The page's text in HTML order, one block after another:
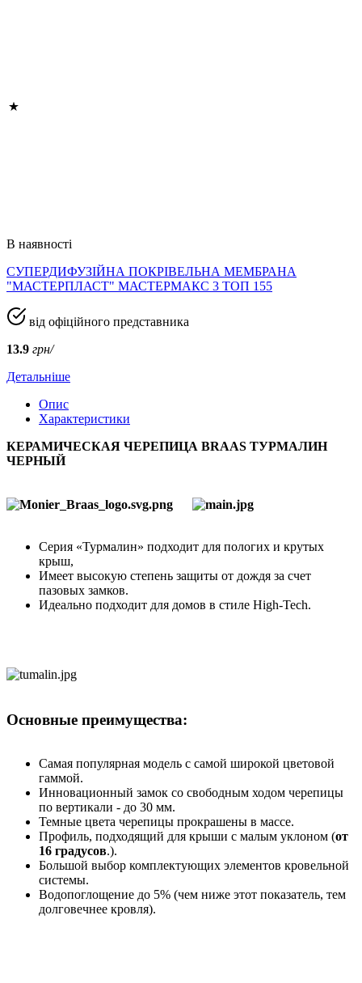
В наявності
СУПЕРДИФУЗІЙНА ПОКРІВЕЛЬНА МЕМБРАНА
"МАСТЕРПЛАСТ" МАСТЕРМАКС 3 ТОП 155
від офіційного представника
13.9 грн/
Детальніше
Опис
Характеристики
КЕРАМИЧЕСКАЯ ЧЕРЕПИЦА BRAAS ТУРМАЛИН
ЧЕРНЫЙ
Серия «Турмалин» подходит для пологих и крутых
крыш,
Имеет высокую степень защиты от дождя за счет
пазовых замков.
Идеально подходит для домов в стиле High-Tech.
Основные преимущества:
Самая популярная модель с самой широкой цветовой
гаммой.
Инновационный замок со свободным ходом черепицы
по вертикали - до 30 мм.
Темные цвета черепицы прокрашены в массе.
Профиль, подходящий для крыши с малым уклоном (от
16 градусов.).
Большой выбор комплектующих элементов кровельной
системы.
Водопоглощение до 5% (чем ниже этот показатель, тем
долговечнее кровля).